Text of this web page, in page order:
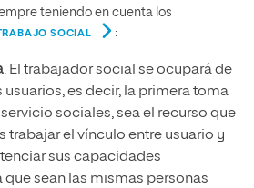
teniendo en cuenta los
SOCIAL :
. El trabajador social se ocupará de
usuarios, es decir, la primera toma
sociales, sea el recurso que
trabajar el vínculo entre usuario y
sus capacidades
que sean las mismas personas